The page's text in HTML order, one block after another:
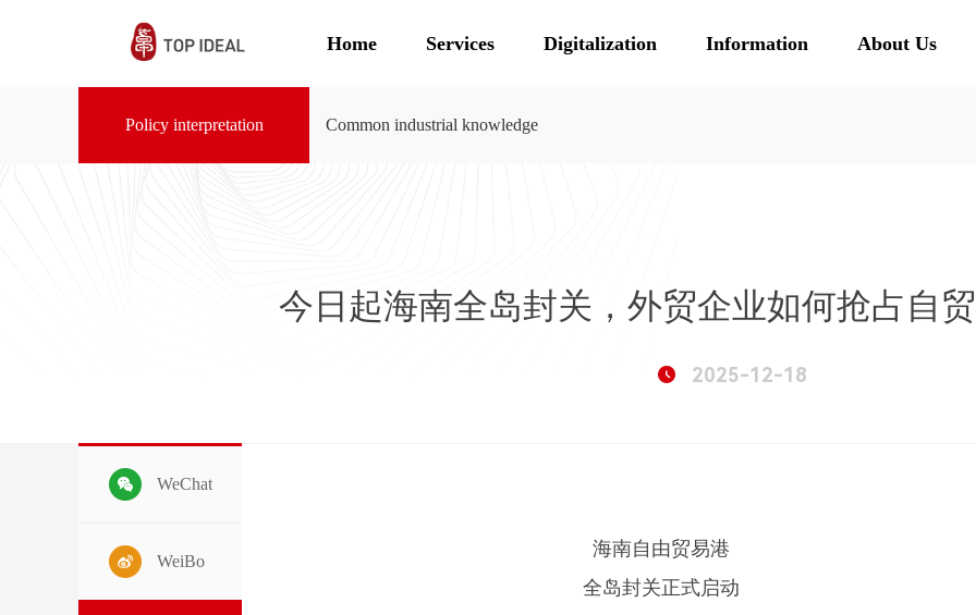
Home Services Digitalization Information About Us
Policy interpretation Common industrial knowledge
今日起海南全岛封关，外贸企业如何抢占自
2025-12-18
WeChat
WeiBo
海南自由贸易港
全岛封关正式启动